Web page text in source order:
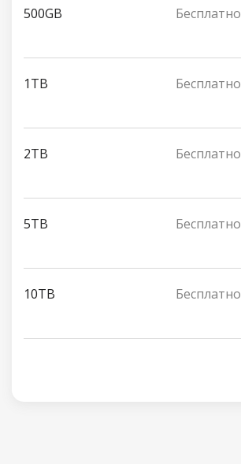
500GB Бесплатно
1TB Бесплатно
2TB Бесплатно
5TB Бесплатно
10TB Бесплатно